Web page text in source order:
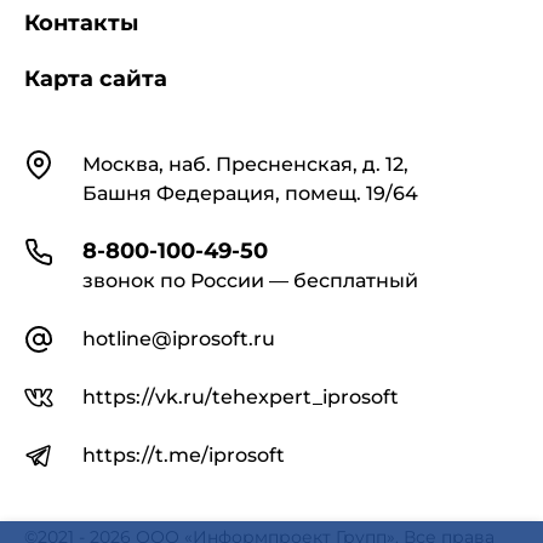
КонтактыМосква, наб. Пресненская, д. 12,
Башня Федерация, помещ. 19/64
8-800-100-49-50
звонок по России — бесплатный
hotline@iprosoft.ru
https://vk.ru/tehexpert_iprosoft
https://t.me/iprosoft
Контакты
Карта сайта
©2021 - 2026 ООО «Информпроект Групп». Все права